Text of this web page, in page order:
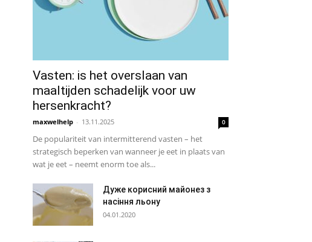
Vasten: is het overslaan van
maaltijden schadelijk voor uw
hersenkracht?
maxwelhelp - 13.11.2025 0
De populariteit van intermitterend vasten – het
strategisch beperken van wanneer je eet in plaats van
wat je eet – neemt enorm toe als...
Дуже корисний майонез з
насіння льону
04.01.2020